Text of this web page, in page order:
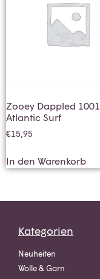
Zooey Dappled 1001
Atlantic Surf
€15,95
In den Warenkorb
Kategorien
Neuheiten
Wolle & Garn